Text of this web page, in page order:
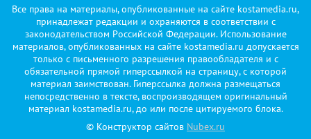
Все права на материалы, опубликованные на сайте kostamedia.ru,
принадлежат редакции и охраняются в соответствии с
законодательством Российской Федерации. Использование
материалов, опубликованных на сайте kostamedia.ru допускается
только с письменного разрешения правообладателя и с
обязательной прямой гиперссылкой на страницу, с которой
материал заимствован. Гиперссылка должна размещаться
непосредственно в тексте, воспроизводящем оригинальный
материал kostamedia.ru, до или после цитируемого блока.
© Конструктор сайтов Nubex.ru